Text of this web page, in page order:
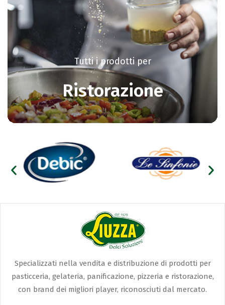
Tutti i prodotti per
Ristorazione
Specializzati nella vendita e distribuzione di prodotti per
pasticceria, gelateria, panificazione, pizzeria e ristorazione,
con brand dei migliori player, riconosciuti dal mercato.